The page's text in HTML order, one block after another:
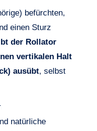
befürchten,
einen Sturz
der Rollator
vertikalen Halt
ausübt, selbst
natürliche